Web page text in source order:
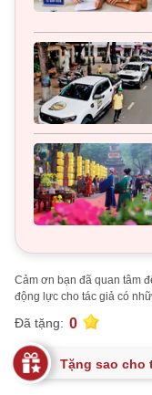
Cảm ơn bạn đã quan tâm
động lực cho tác giả có
Đã tặng: 0
Tặng sao cho